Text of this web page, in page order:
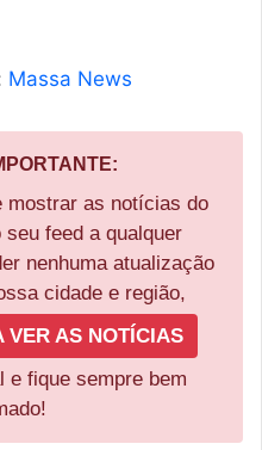
Massa News
mostrar as notícias do
seu feed a qualquer
nenhuma atualização
cidade e região,
VER AS NOTÍCIAS
e fique sempre bem